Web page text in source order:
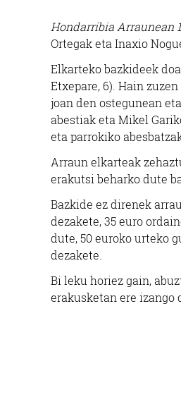
Hondarribia Arraunean
Ortegak eta Inaxio
Elkarteko bazkideek
Etxepare, 6). Hain
joan den ostegunean
abestiak eta Mikel
eta parrokiko
Arraun elkarteak
erakutsi beharko dute
Bazkide ez direnek
dezakete, 35 euro
dute, 50 euroko urteko
dezakete.
Bi leku horiez gain,
erakusketan ere izango